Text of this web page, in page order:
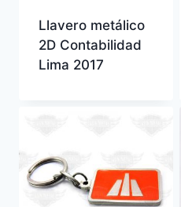
Llavero metálico
2D Contabilidad
Lima 2017